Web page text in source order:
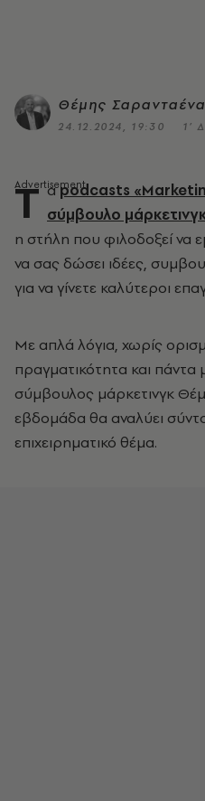
Θέμης
24.12.2024, 19:30 1’
T α podcasts
σύμβουλο
η στήλη που φιλοδοξεί να
να σας δώσει ιδέες,
για να γίνετε καλύτεροι
Με απλά λόγια, χωρίς
πραγματικότητα και πάντα
σύμβουλος μάρκετινγκ
εβδομάδα θα αναλύει
επιχειρηματικό θέμα.